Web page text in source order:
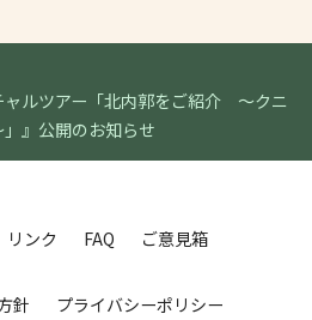
ャルツアー「北内郭をご紹介 ～クニ
』公開のお知らせ
リンク FAQ ご意見箱
針 プライバシーポリシー